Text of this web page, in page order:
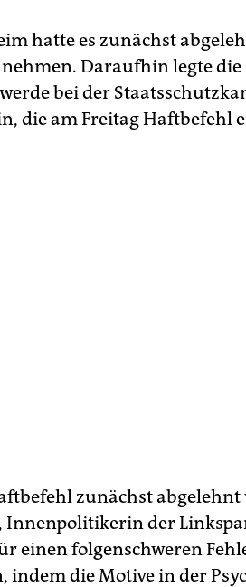
hatte es zunächst
Daraufhin legte die
bei der
die am Freitag Haftbefehl
zunächst abgelehnt
der
einen folgenschweren
die Motive in der